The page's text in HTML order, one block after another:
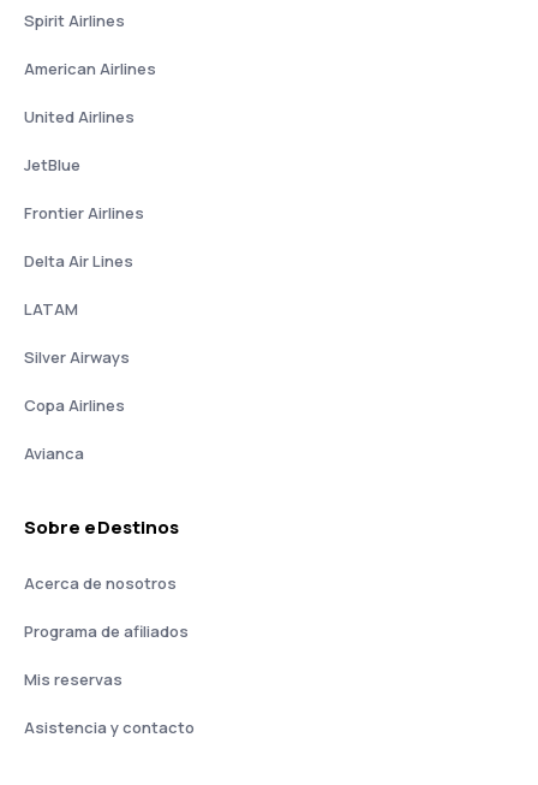
Spirit Airlines
American Airlines
United Airlines
JetBlue
Frontier Airlines
Delta Air Lines
LATAM
Silver Airways
Copa Airlines
Avianca
Sobre eDestinos
Acerca de nosotros
Programa de afiliados
Mis reservas
Asistencia y contacto